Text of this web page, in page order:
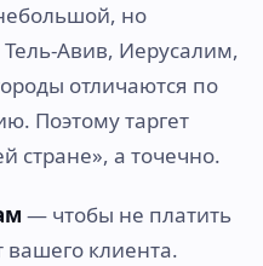
но
Авив, Иерусалим,
отличаются по
Поэтому таргет
стране», а точечно.
— чтобы не платить
вашего клиента.